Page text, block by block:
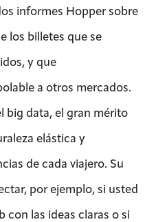
informes Hopper sobre
los billetes que se
y que
a otros mercados.
big data, el gran mérito
elástica y
de cada viajero. Su
por ejemplo, si usted
con las ideas claras o si